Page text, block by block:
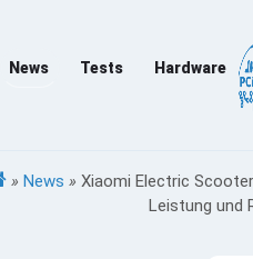
News Tests Hardware
» News » Xiaomi Electric
Leistung und